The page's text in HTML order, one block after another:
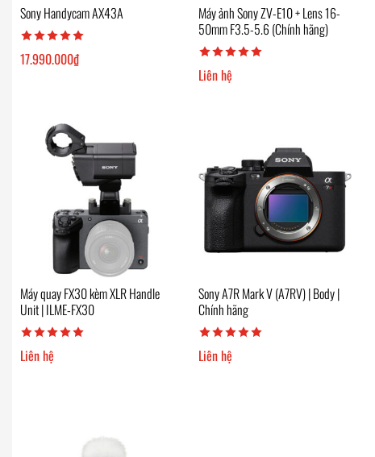
Sony Handycam AX43A
17.990.000₫
Máy ảnh Sony ZV-E10 + Lens 16-
50mm F3.5-5.6 (Chính hãng)
Liên hệ
Máy quay FX30 kèm XLR Handle
Unit | ILME-FX30
Liên hệ
Sony A7R Mark V (A7RV) | Body |
Chính hãng
Liên hệ